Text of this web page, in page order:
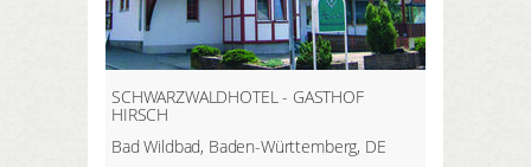
SCHWARZWALDHOTEL - GASTHOF
HIRSCH
Bad Wildbad, Baden-Württemberg, DE